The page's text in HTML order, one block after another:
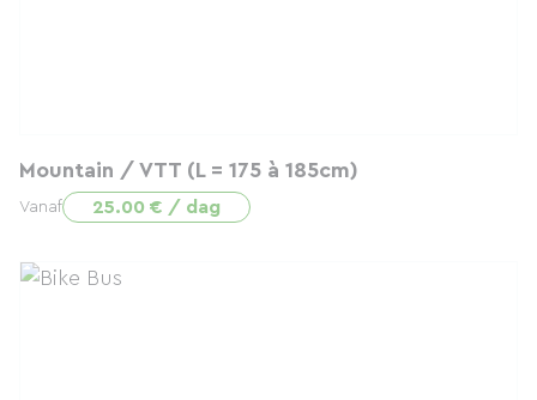
Mountain / VTT (L = 175 à 185cm)
Vanaf 25.00 € / dag